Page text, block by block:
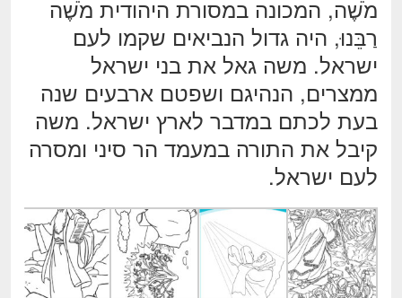
c
e
b
o
o
k
tt
er
ar
e
מֹשֶׁה, המכונה במסורת היהודית מֹשֶׁה
רַבֵּנוּ, היה גדול הנביאים שקמו לעם
ישראל. משה גאל את בני ישראל
ממצרים, הנהיגם ושפטם ארבעים שנה
בעת לכתם במדבר לארץ ישראל. משה
קיבל את התורה במעמד הר סיני ומסרה
לעם ישראל.